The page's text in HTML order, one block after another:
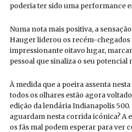
poderia ter sido uma performance
Numa nota mais positiva, a
Hauger liderou os recém-chegados
impressionante oitavo lugar,
pessoal que sinaliza o seu potencial
À medida que a poeira assenta
todos os olhares estão agora
edição da lendária Indianapolis 500.
aguardam nesta corrida icónica? A
os fãs mal podem esperar para ver